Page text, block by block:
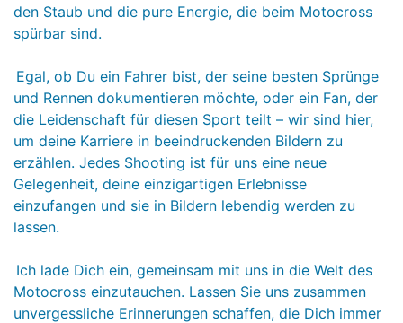
den Staub und die pure Energie, die beim Motocross
spürbar sind.
Egal, ob Du ein Fahrer bist, der seine besten Sprünge
und Rennen dokumentieren möchte, oder ein Fan, der
die Leidenschaft für diesen Sport teilt – wir sind hier,
um deine Karriere in beeindruckenden Bildern zu
erzählen. Jedes Shooting ist für uns eine neue
Gelegenheit, deine einzigartigen Erlebnisse
einzufangen und sie in Bildern lebendig werden zu
lassen.
Ich lade Dich ein, gemeinsam mit uns in die Welt des
Motocross einzutauchen. Lassen Sie uns zusammen
unvergessliche Erinnerungen schaffen, die Dich immer